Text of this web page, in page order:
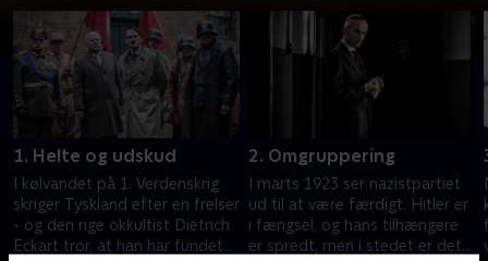
1. Helte og udskud
I kølvandet på 1. Verdenskrig
skriger Tyskland efter en frelser
- og den rige okkultist Dietrich
Eckart tror, at han har fundet
2. Omgruppering
I marts 1923 ser nazistpartiet
ud til at være færdigt. Hitler er
i fængsel, og hans tilhængere
er spredt, men i stedet er det